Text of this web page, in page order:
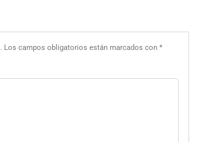
Los campos obligatorios están marcados con *